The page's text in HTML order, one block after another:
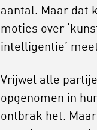
aantal. Maar dat
moties over
intelligentie’
Vrijwel alle
opgenomen in
ontbrak het.